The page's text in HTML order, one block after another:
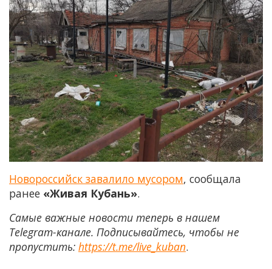
Новороссийск завалило мусором, сообщала
ранее «Живая Кубань».
Самые важные новости теперь в нашем
Telegram-канале. Подписывайтесь, чтобы не
пропустить: https://t.me/live_kuban.